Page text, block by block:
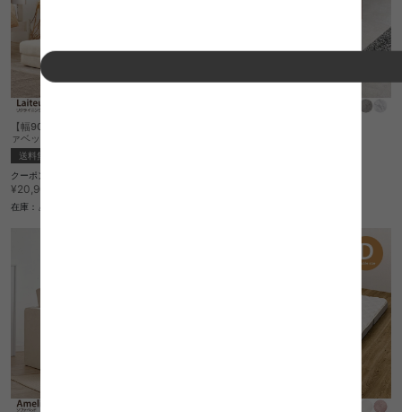
【幅90cm】Laiteux リクライニングソフ
ァベッド
送料無料
クーポン利用で
¥20,900→
在庫：△